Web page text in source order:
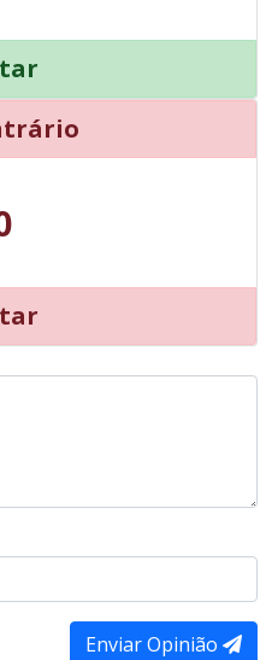
Enviar Opinião